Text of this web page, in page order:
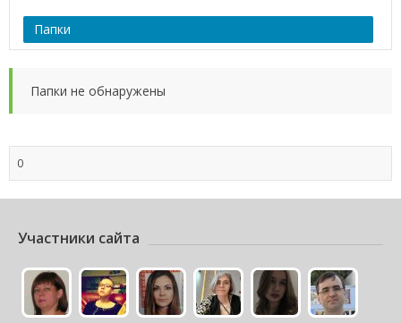
Папки
Папки не обнаружены
0
Участники сайта